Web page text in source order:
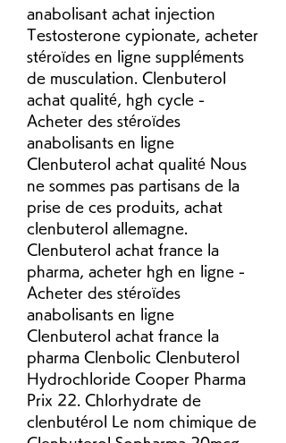
anabolisant achat injection
Testosterone cypionate, acheter
stéroïdes en ligne suppléments
de musculation. Clenbuterol
achat qualité, hgh cycle -
Acheter des stéroïdes
anabolisants en ligne
Clenbuterol achat qualité Nous
ne sommes pas partisans de la
prise de ces produits, achat
clenbuterol allemagne.
Clenbuterol achat france la
pharma, acheter hgh en ligne -
Acheter des stéroïdes
anabolisants en ligne
Clenbuterol achat france la
pharma Clenbolic Clenbuterol
Hydrochloride Cooper Pharma
Prix 22. Chlorhydrate de
clenbutérol Le nom chimique de